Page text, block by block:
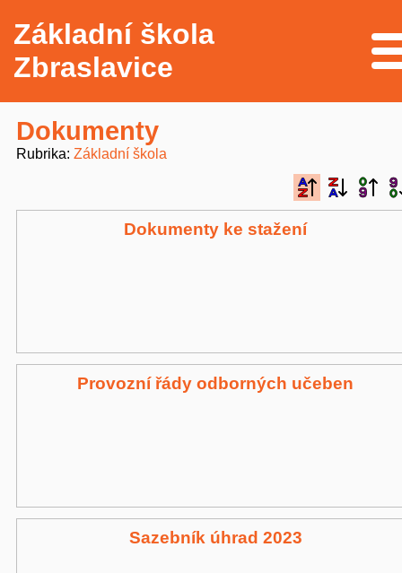
Základní škola
Zbraslavice
Dokumenty
Rubrika Základní škola
Dokumenty ke stažení
Provozní řády odborných učeben
Sazebník úhrad 2023